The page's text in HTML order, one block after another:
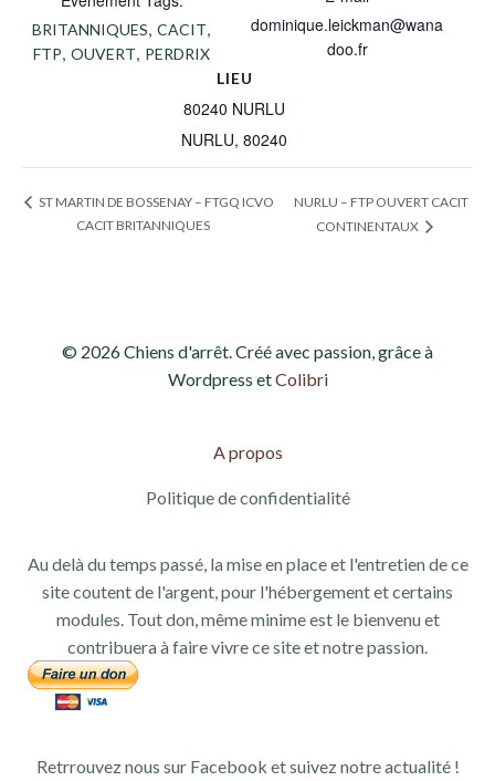
BRITANNIQUES, CACIT,
FTP, OUVERT, PERDRIX
LIEU
80240 NURLU
NURLU, 80240
dominique.leickman@wana
doo.fr
ST MARTIN DE BOSSENAY – FTGQ ICVO
CACIT BRITANNIQUES
NURLU – FTP OUVERT CACIT
CONTINENTAUX
© 2026 Chiens d'arrêt. Créé avec passion, grâce à
Wordpress etColibri
A propos
Politique de confidentialité
Au delà du temps passé, la mise en place et l'entretien de ce
site coutent de l'argent, pour l'hébergement et certains
modules. Tout don, même minime est le bienvenu et
contribuera à faire vivre ce site et notre passion.
Retrrouvez nous sur Facebook et suivez notre actualité !